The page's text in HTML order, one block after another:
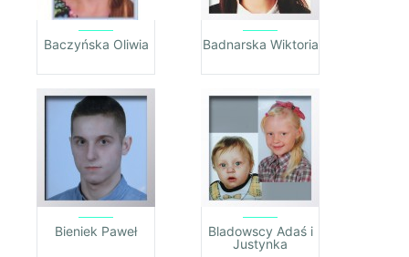
Baczyńska Oliwia Badnarska Wiktoria
Bieniek Paweł
Bladowscy Adaś i
Justynka